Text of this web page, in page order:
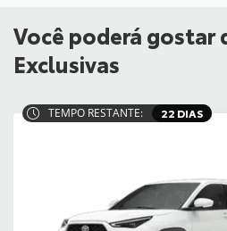
Você poderá gostar
Exclusivas
TEMPO RESTANTE: 22 DIAS